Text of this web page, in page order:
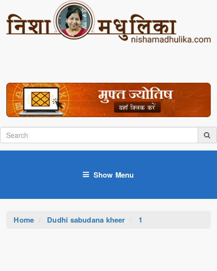
Show Menu
Home Dudhi sabudana kheer 1